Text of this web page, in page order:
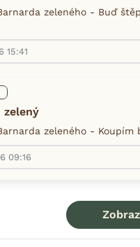
zeleného - Buď
15:41
zelený
zeleného - Koupím
09:16